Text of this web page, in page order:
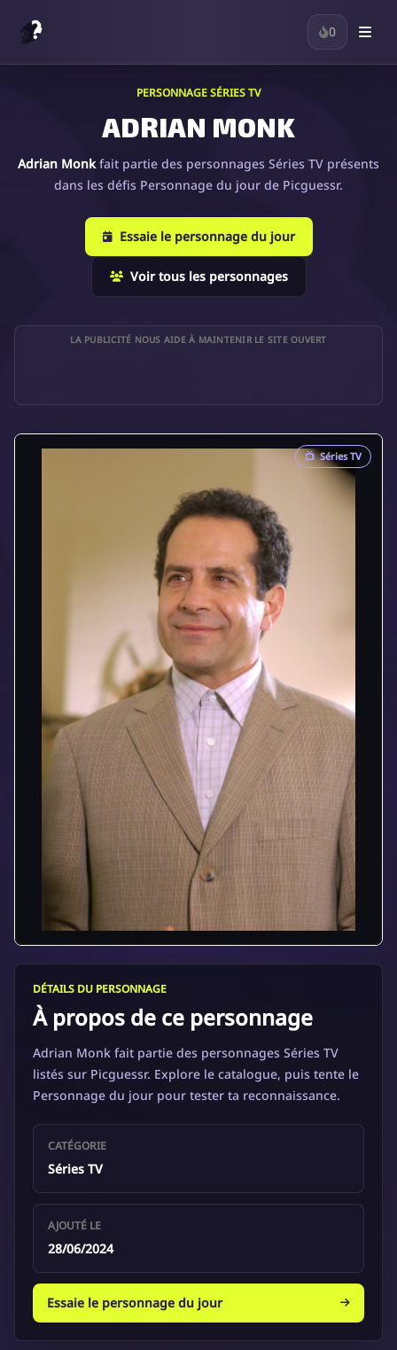
0
PERSONNAGE SÉRIES TV
ADRIAN MONK
Adrian Monkfait partie des personnages Séries TV présents
dans les défis Personnage du jour de Picguessr.
Essaie le personnage du jour
Voir tous les personnages
LA PUBLICITÉ NOUS AIDE À MAINTENIR LE SITE OUVERT
📺 Séries TV
DÉTAILS DU PERSONNAGE
À propos de ce personnage
Adrian Monk fait partie des personnages Séries TV
listés sur Picguessr. Explore le catalogue, puis tente le
Personnage du jour pour tester ta reconnaissance.
CATÉGORIE
Séries TV
AJOUTÉ LE
28/06/2024
Essaie le personnage du jour